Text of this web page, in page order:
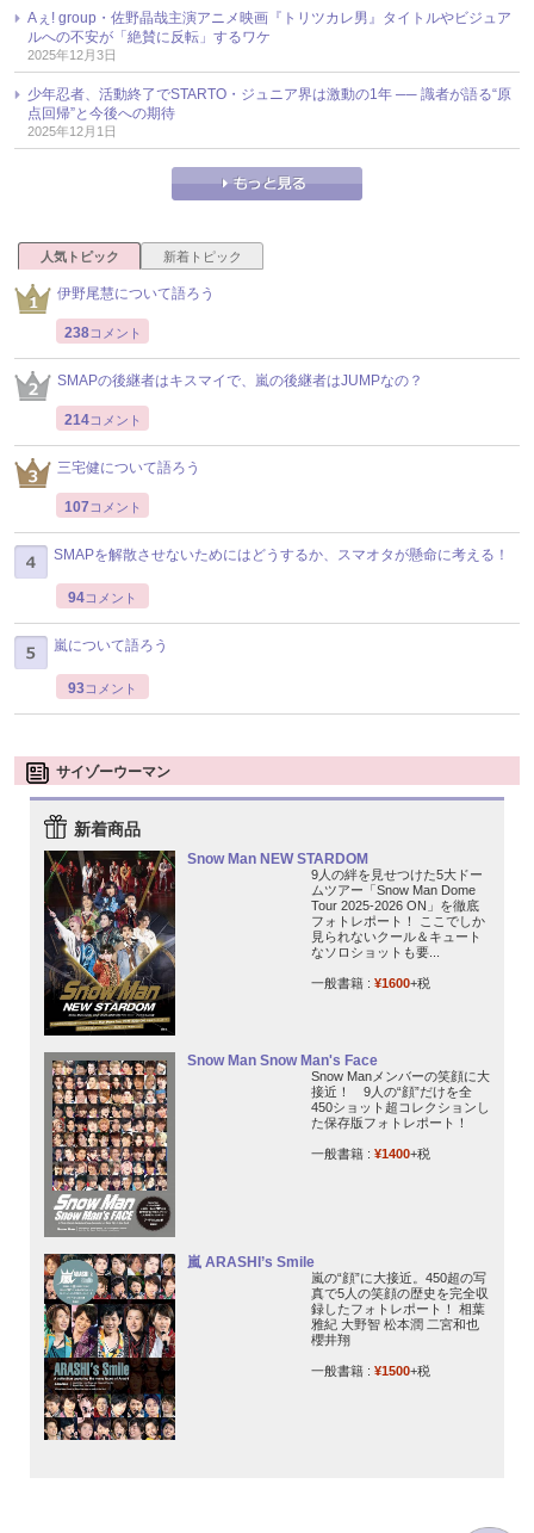
Aぇ! group・佐野晶哉主演アニメ映画『トリツカレ男』タイトルやビジュア
ルへの不安が「絶賛に反転」するワケ
2025年12月3日
少年忍者、活動終了でSTARTO・ジュニア界は激動の1年 ── 識者が語る“原
点回帰”と今後への期待
2025年12月1日
人気トピック 新着トピック
伊野尾慧について語ろう
238コメント
SMAPの後継者はキスマイで、嵐の後継者はJUMPなの？
214コメント
三宅健について語ろう
107 コメント
SMAPを解散させないためにはどうするか、スマオタが懸命に考える！
94コメント
嵐について語ろう
93コメント
サイゾーウーマン
新着商品
Snow Man NEW STARDOM
9人の絆を見せつけた5大ドー
ムツアー「Snow Man Dome
Tour 2025-2026 ON」を徹底
フォトレポート！ ここでしか
見られないクール＆キュート
なソロショットも要...
一般書籍 : ¥1600+税
Snow Man Snow Man's Face
Snow Manメンバーの笑顔に大
接近！ 9人の“顔”だけを全
450ショット超コレクションし
た保存版フォトレポート！
一般書籍 : ¥1400+税
嵐 ARASHI’s Smile
嵐の“顔”に大接近。450超の写
真で5人の笑顔の歴史を完全収
録したフォトレポート！ 相葉
雅紀 大野智 松本潤 二宮和也
櫻井翔
一般書籍 : ¥1500+税